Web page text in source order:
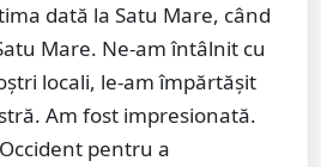
dată la Satu Mare, când
Mare. Ne-am întâlnit cu
locali, le-am împărtășit
Am fost impresionată.
pentru a